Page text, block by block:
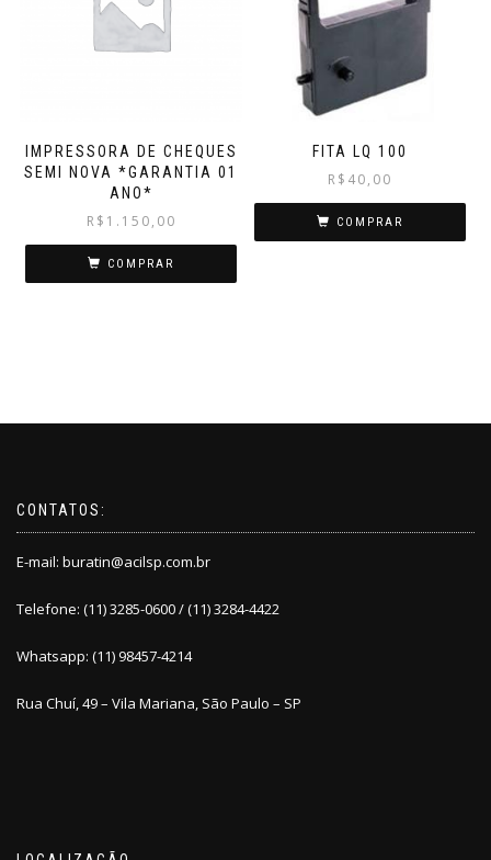
IMPRESSORA DE CHEQUES
SEMI NOVA *GARANTIA 01
ANO*
R$ 1.150,00
COMPRAR
FITA LQ 100
R$ 40,00
COMPRAR
CONTATOS:
E-mail: buratin@acilsp.com.br
Telefone: (11) 3285-0600 / (11) 3284-4422
Whatsapp: (11) 98457-4214
Rua Chuí, 49 – Vila Mariana, São Paulo – SP